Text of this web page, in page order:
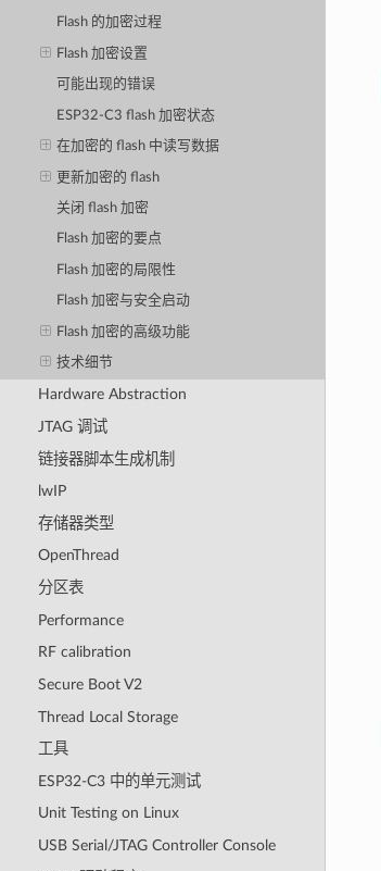
Flash 的加密过程
Flash 加密设置
可能出现的错误
ESP32-C3 flash 加密状态
在加密的 flash 中读写数据
更新加密的 flash
关闭 flash 加密
Flash 加密的要点
Flash 加密的局限性
Flash 加密与安全启动
Flash 加密的高级功能
技术细节
Hardware Abstraction
JTAG 调试
链接器脚本生成机制
lwIP
存储器类型
OpenThread
分区表
Performance
RF calibration
Secure Boot V2
Thread Local Storage
工具
ESP32-C3 中的单元测试
Unit Testing on Linux
USB Serial/JTAG Controller Console